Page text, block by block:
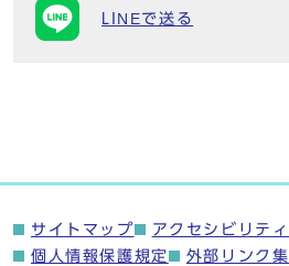
LINEで送る
サイトマップ アクセシビリティ
個人情報保護規定
外部リンク集